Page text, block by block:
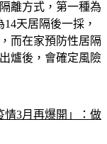
離方式，第一種為
天居隔後一採，
而在家預防性居隔
爐後，會確定風險
情3月再爆開」：做